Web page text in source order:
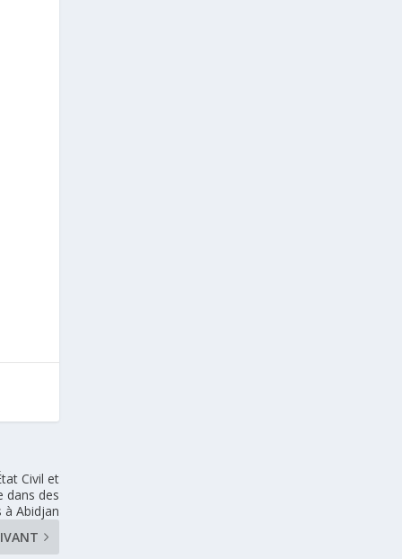
Civil et
dans des
à Abidjan